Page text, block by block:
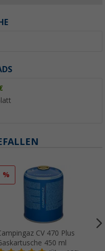
%
CV 470 Plus
450 ml